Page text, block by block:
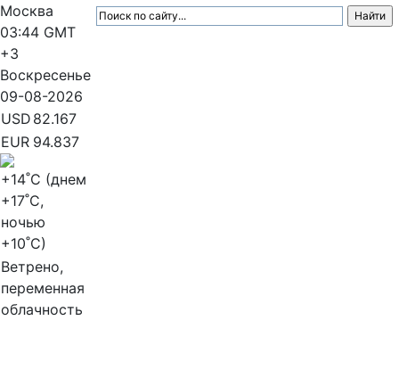
Москва
03:44 GMT
+3
Воскресенье
09-08-2026
USD 82.167
EUR 94.837
+14˚C (днем
+17˚C,
ночью
+10˚C)
Ветрено,
переменная
облачность